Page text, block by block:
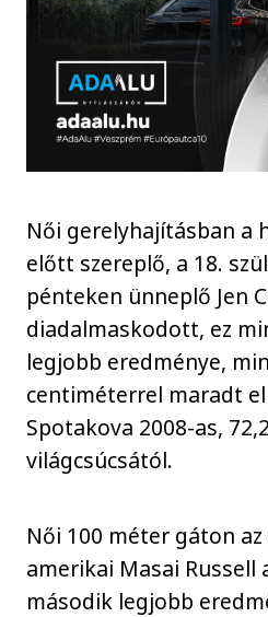
Női gerelyhajításban a
előtt szereplő, a 18.
pénteken ünneplő Jen
diadalmaskodott, ez
legjobb eredménye,
centiméterrel maradt
Spotakova 2008-as,
világcsúcsától.
Női 100 méter gáton
amerikai Masai Russell
második legjobb